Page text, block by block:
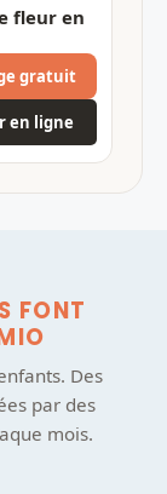
fleur en
gratuit
en ligne
FONT
Des
par des
mois.